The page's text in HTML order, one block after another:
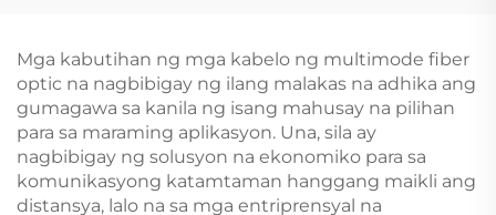
Mga kabutihan ng mga kabelo ng multimode fiber
optic na nagbibigay ng ilang malakas na adhika ang
gumagawa sa kanila ng isang mahusay na pilihan
para sa maraming aplikasyon. Una, sila ay
nagbibigay ng solusyon na ekonomiko para sa
komunikasyong katamtaman hanggang maikli ang
distansya, lalo na sa mga entriprensyal na